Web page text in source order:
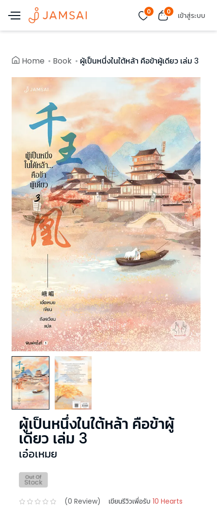
0 0 เข้าสู่ระบบ
Home Book ผู้เป็นหนึ่งในใต้หล้า คือข้าผู้เดียว เล่ม 3
ผู้เป็นหนึ่งในใต้หล้า คือข้าผู้
เดียว เล่ม 3
เอ๋อเหมย
(0 Review) เขียนรีวิวเพื่อรับ 10 Hearts